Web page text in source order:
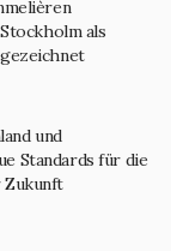
als
und
Standards für die
Zukunft